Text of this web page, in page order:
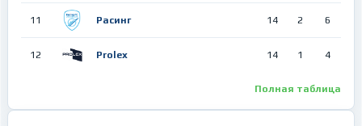
11 Расинг 14 2 6
12 Prolex 14 1 4
Полная таблица